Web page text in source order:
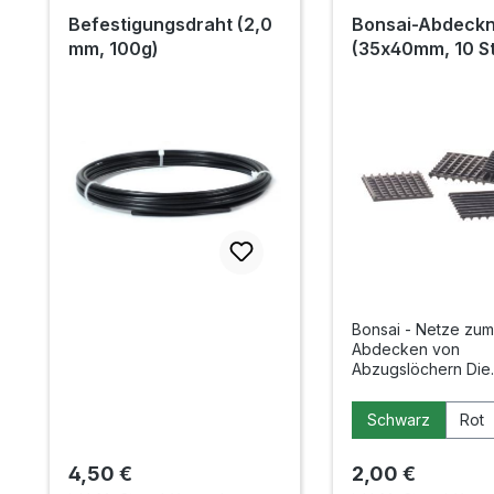
Befestigungsdraht (2,0
mm, 100g)
Regulärer Preis:
4,50 €
Bonsai-
(35x40mm, 10
Bonsai - Netze zum
Abdecken von
Abzugslöchern Die
über die Löcher in
Schalen gelegt,
Erdmischung in der
gehalten wird, aber
Farbe auswählen
Schwarz Rot
Regulärer Preis:
2,00 €